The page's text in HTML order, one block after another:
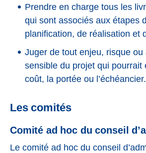
Prendre en charge tous les
qui sont associés aux étapes
planification, de réalisation et
Juger de tout enjeu, risque ou
sensible du projet qui pourrait
coût, la portée ou l’échéancier.
Les comités
Comité ad hoc du conseil
Le comité ad hoc du conseil